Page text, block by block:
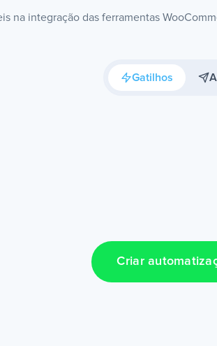
na integração das ferramentas
Gatilhos
Criar